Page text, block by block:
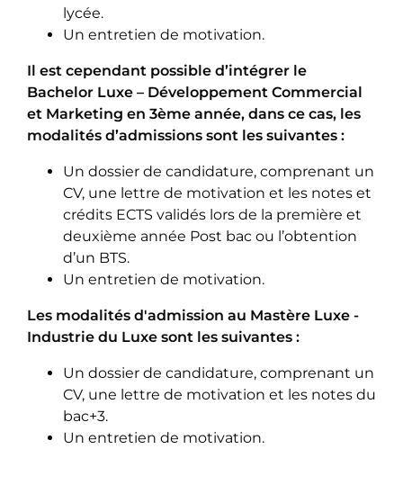
lycée.
Un entretien de motivation.
Il est cependant possible d’intégrer le
Bachelor Luxe – Développement Commercial
et Marketing en 3ème année, dans ce cas, les
modalités d’admissions sont les suivantes :
Un dossier de candidature, comprenant un
CV, une lettre de motivation et les notes et
crédits ECTS validés lors de la première et
deuxième année Post bac ou l’obtention
d’un BTS.
Un entretien de motivation.
Les modalités d'admission au Mastère Luxe -
Industrie du Luxe sont les suivantes :
Un dossier de candidature, comprenant un
CV, une lettre de motivation et les notes du
bac+3.
Un entretien de motivation.